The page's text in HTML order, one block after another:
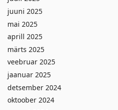
juuni 2025
mai 2025
aprill 2025
märts 2025
veebruar 2025
jaanuar 2025
detsember 2024
oktoober 2024